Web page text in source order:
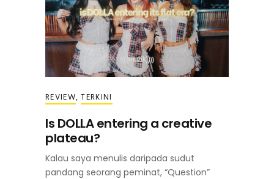
REVIEW,TERKINI
Is DOLLA entering a creative
plateau?
Kalau saya menulis daripada sudut
pandang seorang peminat, “Question”